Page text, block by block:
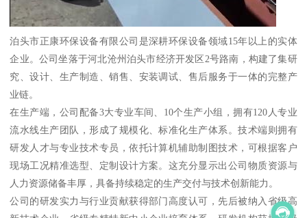
泊头市正康环保设备有限公司是深耕环保设备领域15年以上的实体
企业。公司坐落于河北沧州泊头市经济开发区2号路南，构建了集研
究、设计、生产制造、销售、安装调试、售后服务于一体的完整产
业链。
在生产端，公司配备3大专业车间、10个生产小组，拥有120人专业
流水线生产团队，形成了规模化、标准化生产体系。技术端则拥有
研发人才与专业技术专员，依托计算机辅助制图技术，可根据客户
现场工况精准选型、定制设计方案。这充分显示出公司物质资源与
人力资源储备丰厚，具备持续稳定的生产交付与技术创新能力。
公司的研发实力与行业贡献获得部门高度认可，先后被纳入省级高